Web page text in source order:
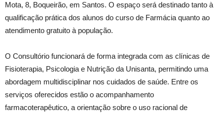
Mota, 8, Boqueirão, em Santos. O espaço será destinado tanto à
qualificação prática dos alunos do curso de Farmácia quanto ao
atendimento gratuito à população.
O Consultório funcionará de forma integrada com as clínicas de
Fisioterapia, Psicologia e Nutrição da Unisanta, permitindo uma
abordagem multidisciplinar nos cuidados de saúde. Entre os
serviços oferecidos estão o acompanhamento
farmacoterapêutico, a orientação sobre o uso racional de